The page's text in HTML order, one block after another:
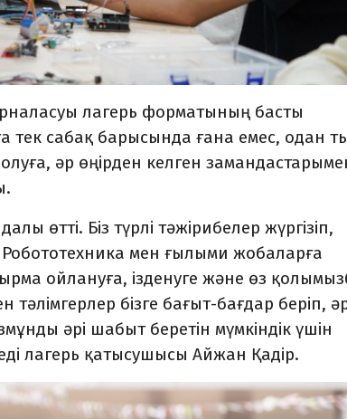
лагерь форматының басты
тек сабақ барысында ғана емес, одан
әр өңірден келген
өтті. Біз түрлі тәжірибелер жүргізіп,
мен ғылыми жобаларға
ойлануға, ізденуге және өз
тәлімгерлер бізге бағыт-бағдар беріп,
әрі шабыт беретін мүмкіндік үшін
лагерь қатысушысы Айжан Қадір.